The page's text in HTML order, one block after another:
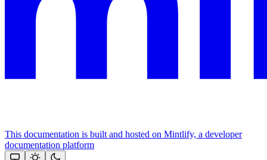
This documentation is built and hosted on Mintlify, a developer
documentation platform